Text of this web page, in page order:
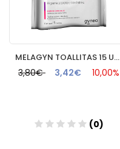
MELAGYN TOALLITAS 15 UNIDADES FLOW PACK
3,80€ 3,42€ 10,00%
(0)